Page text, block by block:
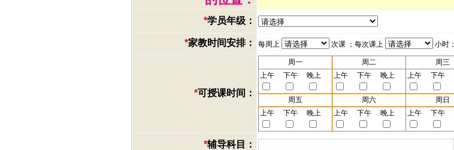
*学员年级：
*家教时间安排： 每周上 次课 ；每次课上 小时；
*可授课时间：
周一 周二 周三
上午
下午 晚上 上午 下午 晚上 上午 下午
周五 周六 周日
上午 下午 晚上 上午 下午 晚上 上午 下午
*辅导科目：